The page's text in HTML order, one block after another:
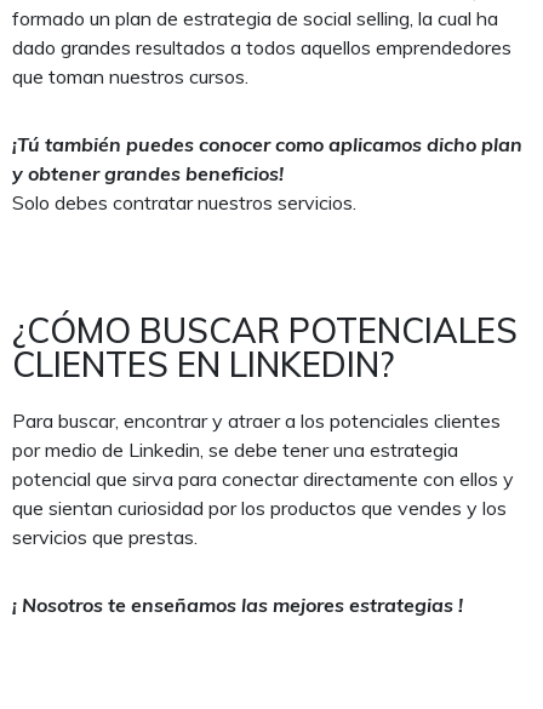
formado un plan de estrategia de social selling, la cual ha
dado grandes resultados a todos aquellos emprendedores
que toman nuestros cursos.
¡Tú también puedes conocer como aplicamos dicho plan
y obtener grandes beneficios!
Solo debes contratar nuestros servicios.
¿CÓMO BUSCAR POTENCIALES
CLIENTES EN LINKEDIN?
Para buscar, encontrar y atraer a los potenciales clientes
por medio de Linkedin, se debe tener una estrategia
potencial que sirva para conectar directamente con ellos y
que sientan curiosidad por los productos que vendes y los
servicios que prestas.
¡ Nosotros te enseñamos las mejores estrategias !